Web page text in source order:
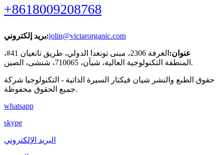
+8618009208768
بريد إلكتروني:jolin@victarorganic.com
عنوان:
الغرفة 2306، مبنى تونغدا الدولي، طريق تانغيان 41#،
المنطقة التكنولوجية العالية، شيآن، 710065، شنشى، الصين.
حقوق الطبع والنشر شيان فيكتار السيرة الذاتية - التكنولوجيا شركة
جميع الحقوق محفوظة.
whatsapp
skype
البريد الإلكتروني